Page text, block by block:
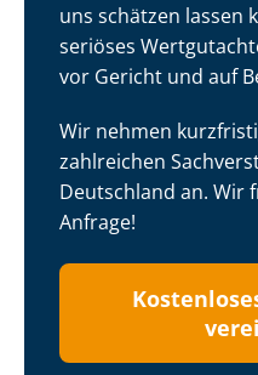
uns schätzen lassen
seriöses
vor Gericht und auf
Wir nehmen
zahlreichen
Deutschland an. Wir
Anfrage!